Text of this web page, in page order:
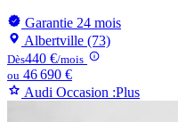
Garantie 24 mois
Albertville (73)
Dès440 €/mois
ou 46 690 €
Audi Occasion :Plus